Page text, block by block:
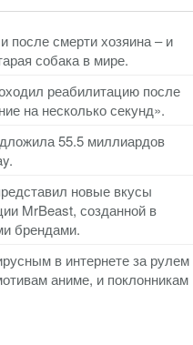
после смерти хозяина – и
собака в мире.
реабилитацию после
на несколько секунд».
55.5 миллиардов
новые вкусы
MrBeast, созданной в
брендами.
в интернете за рулем
аниме, и поклонникам